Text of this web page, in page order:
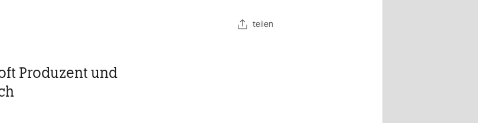
teilen
Produzent und